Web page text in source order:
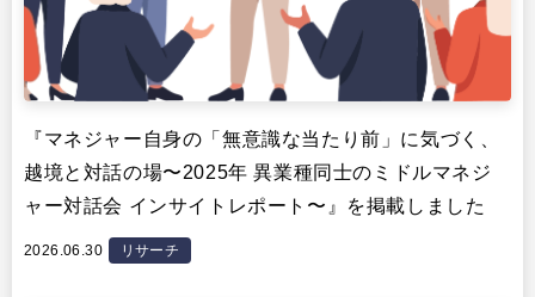
『マネジャー自身の「無意識な当たり前」に気づく、
越境と対話の場〜2025年 異業種同士のミドルマネジ
ャー対話会 インサイトレポート〜』を掲載しました
2026.06.30 リサーチ